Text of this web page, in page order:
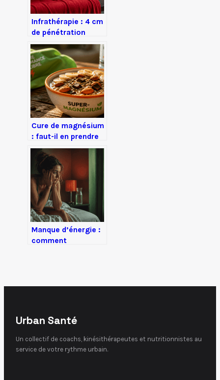
Infrathérapie : 4 cm
de pénétration
cutanée pour une
détox 3 fois plus
intense
Cure de magnésium
: faut-il en prendre
toute l’année ou
risquez-vous la
saturation ?
Manque d’énergie :
comment
Urban Santé
Un collectif de coachs, kinésithérapeutes et nutritionnistes au
service de votre rythme urbain.